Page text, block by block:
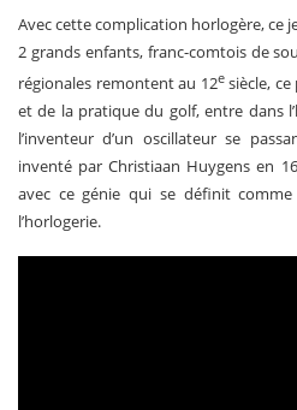
Avec cette complication horlogère, ce
2 grands enfants, franc-comtois de
régionales remontent au 12esiècle, ce
et de la pratique du golf, entre dans
l’inventeur d’un oscillateur se
inventé par Christiaan Huygens en
avec ce génie qui se définit
l’horlogerie.